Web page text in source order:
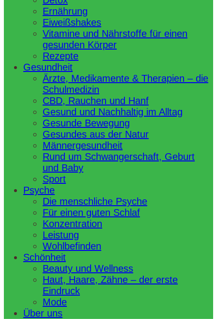
Ernährung
Eiweißshakes
Vitamine und Nährstoffe für einen
gesunden Körper
Rezepte
Gesundheit
Ärzte, Medikamente & Therapien – die
Schulmedizin
CBD, Rauchen und Hanf
Gesund und Nachhaltig im Alltag
Gesunde Bewegung
Gesundes aus der Natur
Männergesundheit
Rund um Schwangerschaft, Geburt
und Baby
Sport
Psyche
Die menschliche Psyche
Für einen guten Schlaf
Konzentration
Leistung
Wohlbefinden
Schönheit
Beauty und Wellness
Haut, Haare, Zähne – der erste
Eindruck
Mode
Über uns